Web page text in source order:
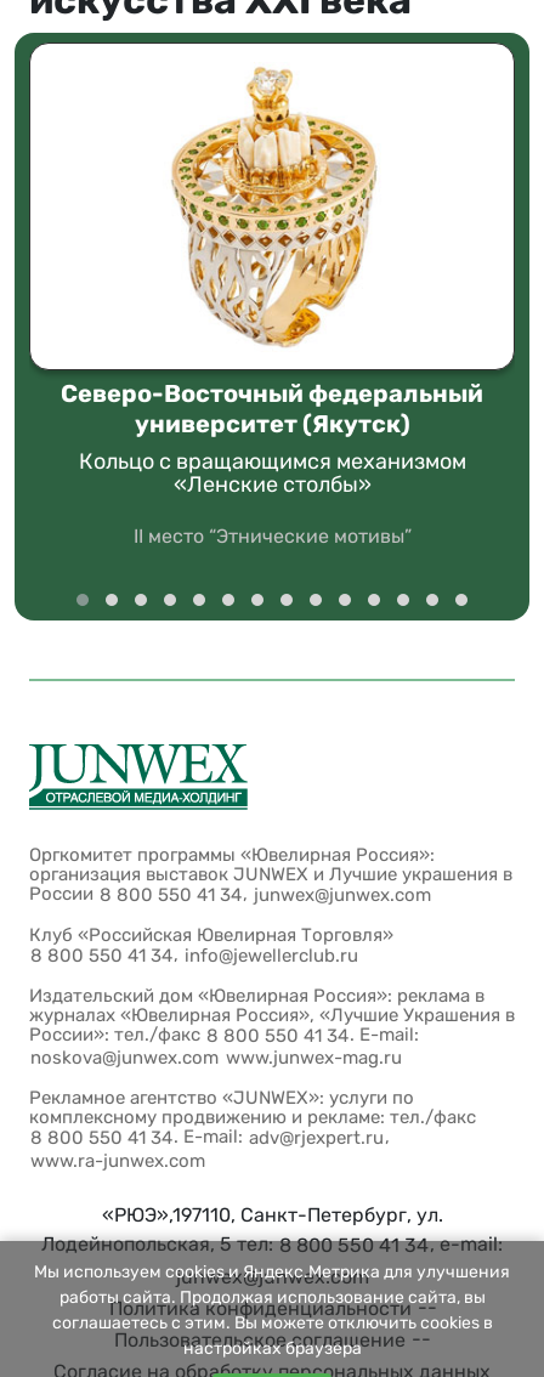
Северо-Восточный федеральный
университет (Якутск)
Кольцо с вращающимся механизмом
«Ленские столбы»
II место “Этнические мотивы”
Оргкомитет программы «Ювелирная Россия»:
организация выставок JUNWEX и Лучшие украшения в
России 8 800 550 41 34, junwex@junwex.com
Клуб «Российская Ювелирная Торговля»
8 800 550 41 34, info@jewellerclub.ru
Издательский дом «Ювелирная Россия»: реклама в
журналах «Ювелирная Россия», «Лучшие Украшения в
России»: тел./факс 8 800 550 41 34. E-mail:
noskova@junwex.com www.junwex-mag.ru
Рекламное агентство «JUNWEX»: услуги по
комплексному продвижению и рекламе: тел./факс
8 800 550 41 34. E-mail: adv@rjexpert.ru,
www.ra-junwex.com
«РЮЭ»,197110, Санкт-Петербург, ул.
Лодейнопольская, 5 тел:8 800 550 41 34, e-mail:
junwex@junwex.com
Политика конфиденциальности--
Пользовательское соглашение --
Согласие на обработку персональных данных
Мы используем cookies и Яндекс.Метрика для улучшения
работы сайта. Продолжая использование сайта, вы
соглашаетесь с этим. Вы можете отключить cookies в
настройках браузера